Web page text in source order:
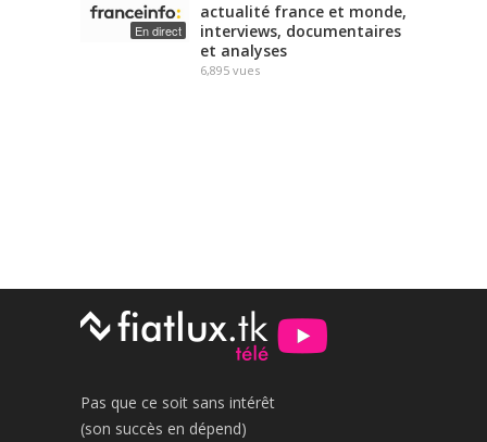
En direct
actualité france et monde,
interviews, documentaires
et analyses
6,895 vues
Pas que ce soit sans intérêt
(son succès en dépend)